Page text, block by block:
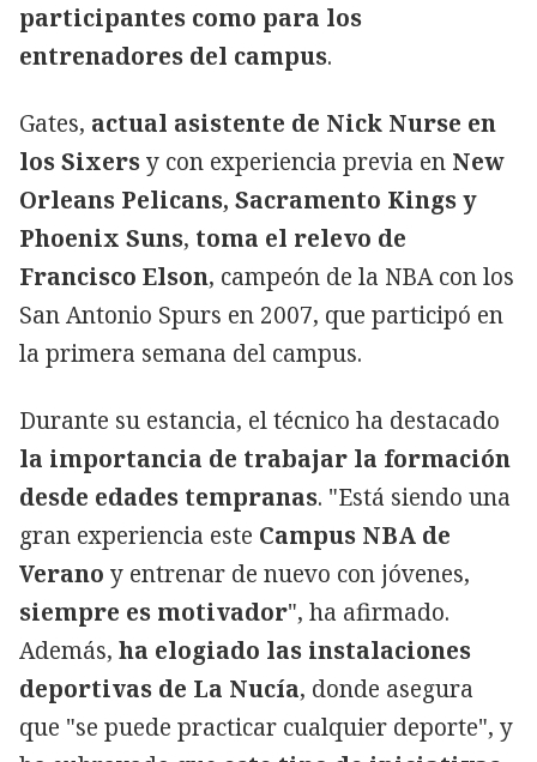
participantes como para los
entrenadores del campus.
Gates, actual asistente de Nick Nurse en
los Sixersy con experiencia previa en New
Orleans Pelicans, Sacramento Kings y
Phoenix Suns, toma el relevo de
Francisco Elson, campeón de la NBA con los
San Antonio Spurs en 2007, que participó en
la primera semana del campus.
Durante su estancia, el técnico ha destacado
la importancia de trabajar la formación
desde edades tempranas. "Está siendo una
gran experiencia este Campus NBA de
Verano y entrenar de nuevo con jóvenes,
siempre es motivador", ha afirmado.
Además, ha elogiado las instalaciones
deportivas de La Nucía, donde asegura
que "se puede practicar cualquier deporte", y